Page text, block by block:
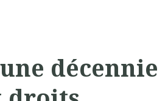
décennie